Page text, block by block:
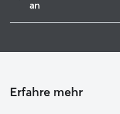
Senden
Illertissen
an
Gassi-Service in
Erfahre mehr